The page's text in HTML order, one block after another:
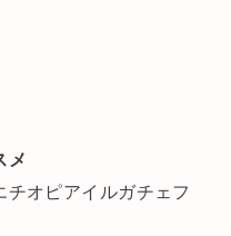
メ
オピアイルガチェフ